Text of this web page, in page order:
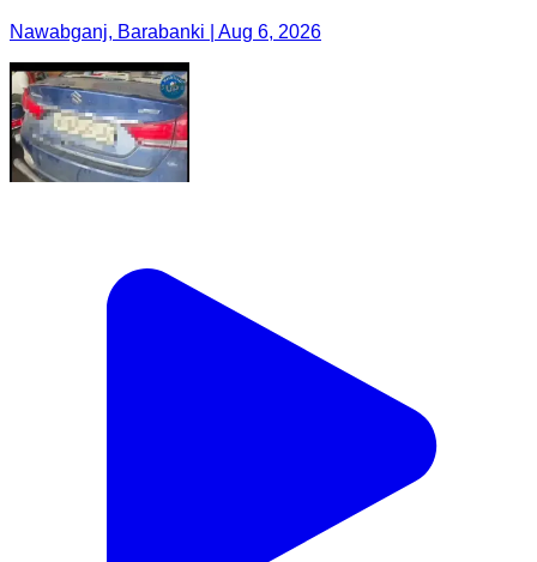
Nawabganj, Barabanki | Aug 6, 2026